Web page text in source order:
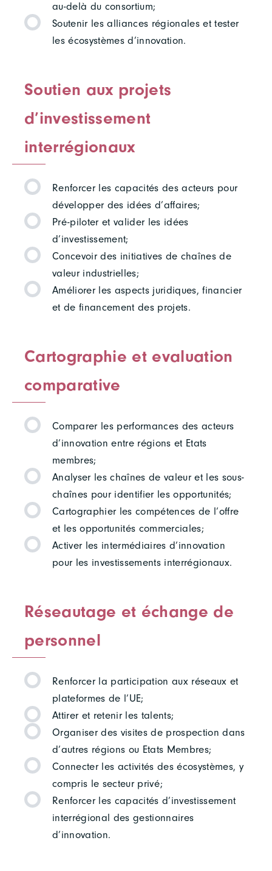
au-delà du consortium;
Soutenir les alliances régionales et tester
les écosystèmes d’innovation.
Soutien aux projets
d’investissement
interrégionaux
Renforcer les capacités des acteurs pour
développer des idées d’affaires;
Pré-piloter et valider les idées
d’investissement;
Concevoir des initiatives de chaînes de
valeur industrielles;
Améliorer les aspects juridiques, financier
et de financement des projets.
Cartographie et evaluation
comparative
Comparer les performances des acteurs
d’innovation entre régions et Etats
membres;
Analyser les chaînes de valeur et les sous-
chaînes pour identifier les opportunités;
Cartographier les compétences de l’offre
et les opportunités commerciales;
Activer les intermédiaires d’innovation
pour les investissements interrégionaux.
Réseautage et échange de
personnel
Renforcer la participation aux réseaux et
plateformes de l’UE;
Attirer et retenir les talents;
Organiser des visites de prospection dans
d’autres régions ou Etats Membres;
Connecter les activités des écosystèmes, y
compris le secteur privé;
Renforcer les capacités d’investissement
interrégional des gestionnaires
d’innovation.